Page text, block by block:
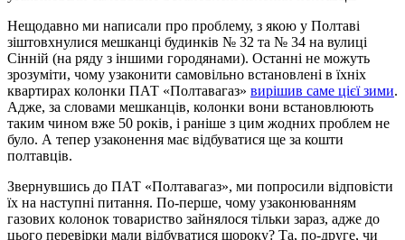
Нещодавно ми написали про проблему, з якою у Полтаві
зіштовхнулися мешканці будинків № 32 та № 34 на вулиці
Сінній (на ряду з іншими городянами). Останні не можуть
зрозуміти, чому узаконити самовільно встановлені в їхніх
квартирах колонки ПАТ «Полтавагаз» вирішив саме цієї зими.
Адже, за словами мешканців, колонки вони встановлюють
таким чином вже 50 років, і раніше з цим жодних проблем не
було. А тепер узаконення має відбуватися ще за кошти
полтавців.
Звернувшись до ПАТ «Полтавагаз», ми попросили відповісти
їх на наступні питання. По-перше, чому узаконюванням
газових колонок товариство зайнялося тільки зараз, адже до
цього перевірки мали відбуватися щороку? Та, по-друге, чи